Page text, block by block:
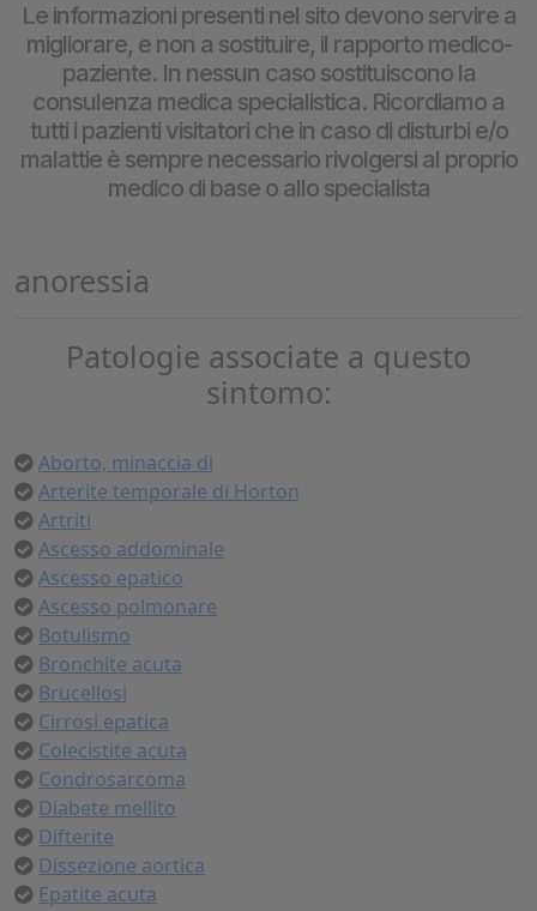
Le informazioni presenti nel sito devono servire a
migliorare, e non a sostituire, il rapporto medico-
paziente. In nessun caso sostituiscono la
consulenza medica specialistica. Ricordiamo a
tutti i pazienti visitatori che in caso di disturbi e/o
malattie è sempre necessario rivolgersi al proprio
medico di base o allo specialista
anoressia
Patologie associate a questo
sintomo:
Aborto, minaccia di
Arterite temporale di Horton
Artriti
Ascesso addominale
Ascesso epatico
Ascesso polmonare
Botulismo
Bronchite acuta
Brucellosi
Cirrosi epatica
Colecistite acuta
Condrosarcoma
Diabete mellito
Difterite
Dissezione aortica
Epatite acuta